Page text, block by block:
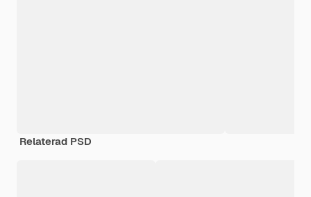
Relaterad PSD